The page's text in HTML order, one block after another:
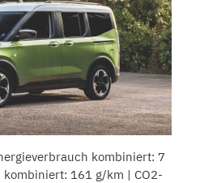
kombiniert: 7
161 g/km | CO2-